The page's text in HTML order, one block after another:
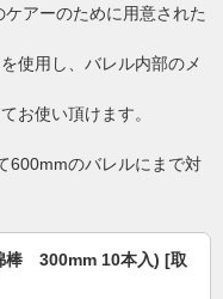
アーのために用意された
使用し、バレル内部のメ
お使い頂けます。
600mmのバレルにまで対
棒 300mm 10本入) [取